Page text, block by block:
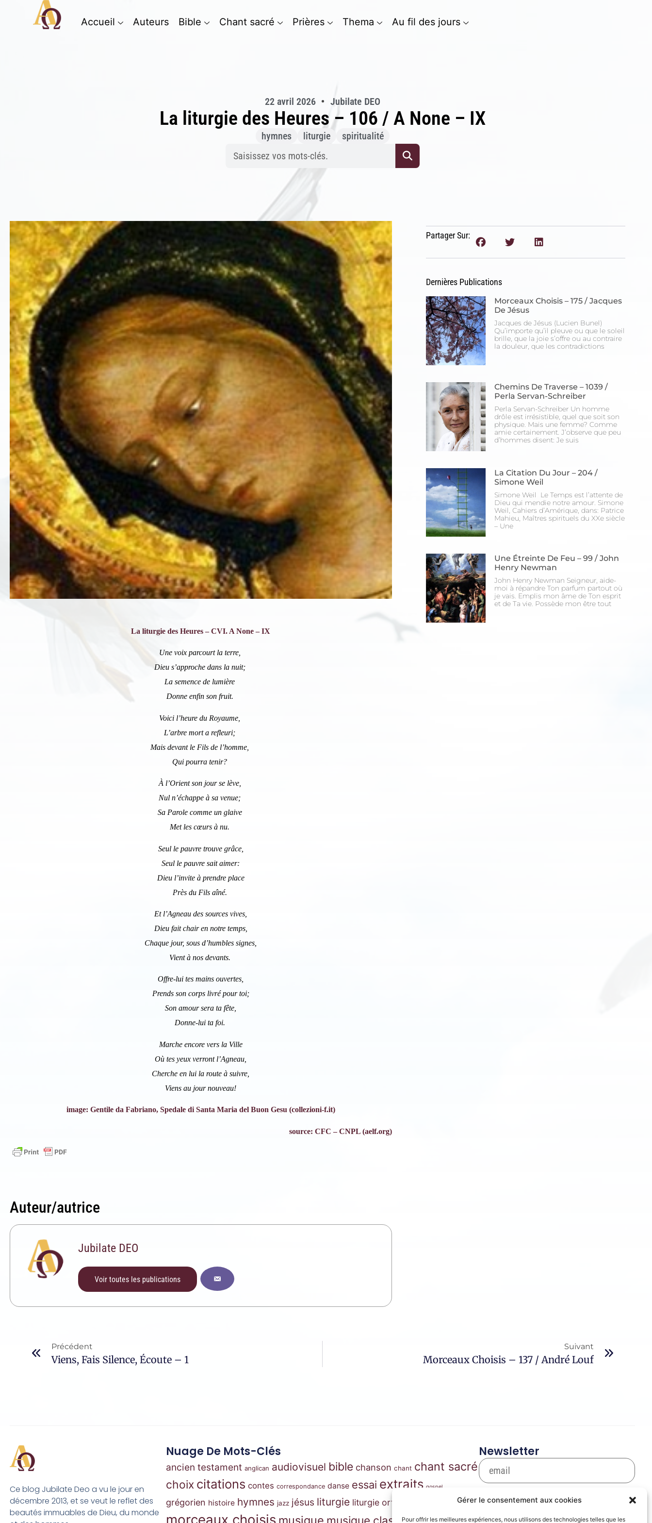
Gérer le consentement aux cookies
Pour offrir les meilleures expériences, nous utilisons des technologies telles que les
Accueil Auteurs Bible Chant sacré Prières Thema Au fil des jours
22 avril 2026 Jubilate DEO
La liturgie des Heures – 106 / A None – IX
hymnes liturgie spiritualité
La liturgie des Heures – CVI. A None – IX
Une voix parcourt la terre,
Dieu s’approche dans la nuit;
La semence de lumière
Donne enfin son fruit.
Voici l’heure du Royaume,
L’arbre mort a refleuri;
Mais devant le Fils de l’homme,
Qui pourra tenir?
À l’Orient son jour se lève,
Nul n’échappe à sa venue;
Sa Parole comme un glaive
Met les cœurs à nu.
Seul le pauvre trouve grâce,
Seul le pauvre sait aimer:
Dieu l’invite à prendre place
Près du Fils aîné.
Et l’Agneau des sources vives,
Dieu fait chair en notre temps,
Chaque jour, sous d’humbles signes,
Vient à nos devants.
Offre-lui tes mains ouvertes,
Prends son corps livré pour toi;
Son amour sera ta fête,
Donne-lui ta foi.
Marche encore vers la Ville
Où tes yeux verront l’Agneau,
Cherche en lui la route à suivre,
Viens au jour nouveau!
image: Gentile da Fabriano, Spedale di Santa Maria del Buon Gesu (collezioni-f.it)
source: CFC – CNPL (aelf.org)
Auteur/autrice
Jubilate DEO
Voir toutes les publications
Partager Sur:
Dernières Publications
Morceaux Choisis – 175 / Jacques
De Jésus
Jacques de Jésus (Lucien Bunel)
Qu’importe qu’il pleuve ou que le soleil
brille, que la joie s’offre ou au contraire
la douleur, que les contradictions
Chemins De Traverse – 1039 /
Perla Servan-Schreiber
Perla Servan-Schreiber Un homme
drôle est irrésistible, quel que soit son
physique. Mais une femme? Comme
amie certainement. J’observe que peu
d’hommes disent: Je suis
La Citation Du Jour – 204 /
Simone Weil
Simone Weil Le Temps est l’attente de
Dieu qui mendie notre amour. Simone
Weil, Cahiers d’Amérique, dans: Patrice
Mahieu, Maîtres spirituels du XXe siècle
– Une
Une Étreinte De Feu – 99 / John
Henry Newman
John Henry Newman Seigneur, aide-
moi à répandre Ton parfum partout où
je vais. Emplis mon âme de Ton esprit
et de Ta vie. Possède mon être tout
Précédent
Viens, Fais Silence, Écoute – 1
Suivant
Morceaux Choisis – 137 / André Louf
Ce blog Jubilate Deo a vu le jour en
décembre 2013, et se veut le reflet des
beautés immuables de Dieu, du monde
Nuage De Mots-Clés
ancien testament anglican audiovisuel bible chanson chant chant sacré
choix citations contes correspondance danse essai extraits gospel
grégorien histoire hymnes jazz jésus liturgie liturgie orthodoxe
morceaux choisis
Newsletter
S'inscrire
Inscription News Letter
Si vous souhaitez recevoir nos dernières actualités, veuillez
S'inscrire
Se désinscrire